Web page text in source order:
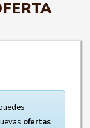
ofertas